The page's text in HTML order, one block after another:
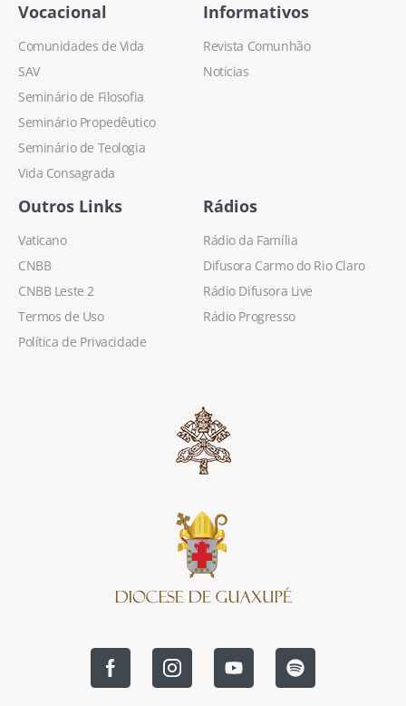
Vocacional
Comunidades de Vida
SAV
Seminário de Filosofia
Seminário Propedêutico
Seminário de Teologia
Vida Consagrada
Informativos
Revista Comunhão
Noticias
Outros Links
Vaticano
CNBB
CNBB Leste 2
Termos de Uso
Política de Privacidade
Rádios
Rádio da Família
Difusora Carmo do Rio Claro
Rádio Difusora Live
Rádio Progresso